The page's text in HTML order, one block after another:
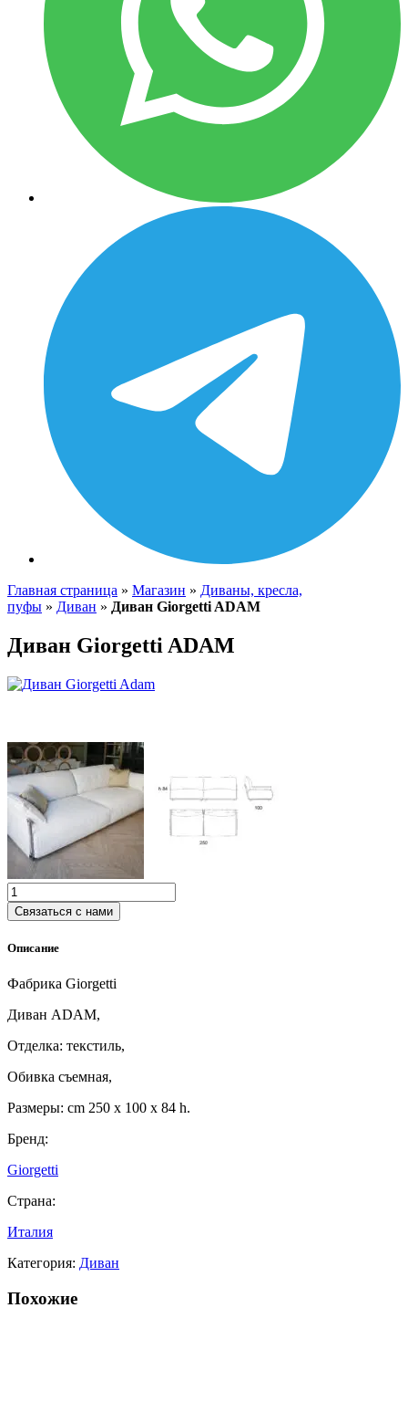
Главная страница » Магазин » Диваны, кресла,
пуфы » Диван » Диван Giorgetti ADAM
Диван Giorgetti ADAM
Количество
товара
Диван
ADAM
Связаться с нами
Описание
Фабрика Giorgetti
Диван ADAM,
Отделка: текстиль,
Обивка съемная,
Размеры: cm 250 x 100 x 84 h.
Бренд:
Giorgetti
Страна:
Италия
Категория: Диван
Похожие